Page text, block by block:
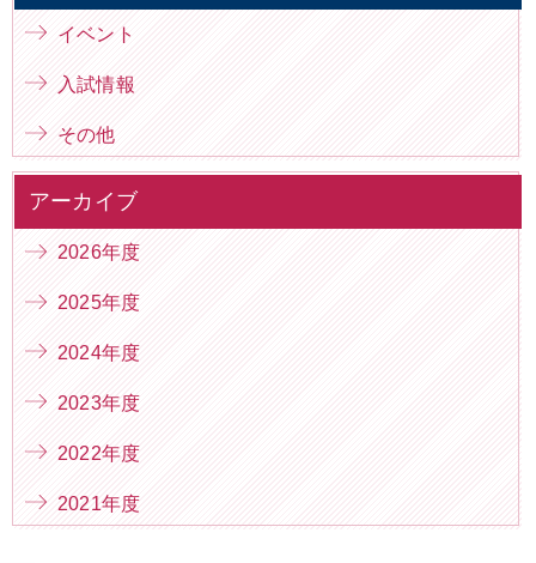
イベント
入試情報
その他
アーカイブ
2026年度
2025年度
2024年度
2023年度
2022年度
2021年度